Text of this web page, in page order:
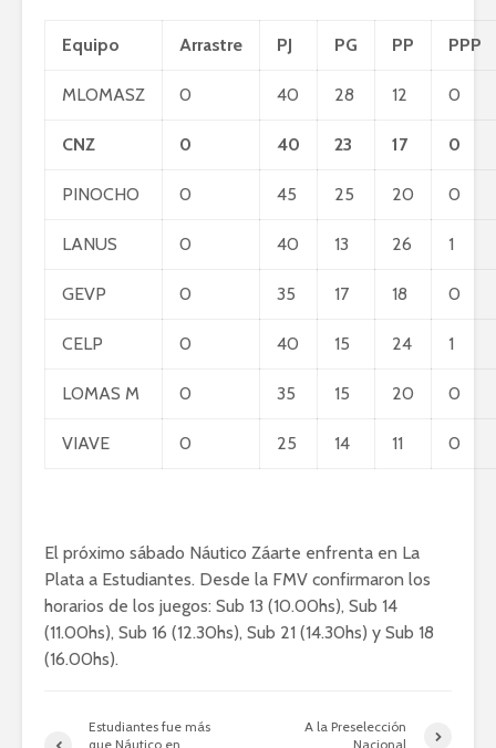
Equipo Arrastre PJ PG PP PPP
MLOMASZ 0 40 28 12 0
CNZ 0 40 23 17 0
PINOCHO 0 45 25 20 0
LANUS 0 40 13 26 1
GEVP 0 35 17 18 0
CELP 0 40 15 24 1
LOMAS M 0 35 15 20 0
VIAVE 0 25 14 11 0
El próximo sábado Náutico Záarte enfrenta en La
Plata a Estudiantes. Desde la FMV confirmaron los
horarios de los juegos: Sub 13 (10.00hs), Sub 14
(11.00hs), Sub 16 (12.30hs), Sub 21 (14.30hs) y Sub 18
(16.00hs).
Estudiantes fue más
que Náutico en
A la Preselección
Nacional